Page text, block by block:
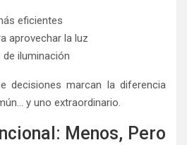
eficientes
aprovechar la luz
iluminación
decisiones marcan la diferencia
y uno extraordinario.
Menos, Pero